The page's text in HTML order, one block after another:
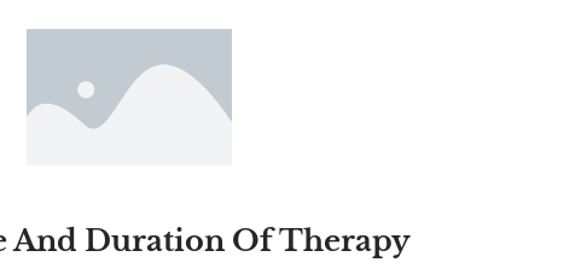
And Duration Of Therapy